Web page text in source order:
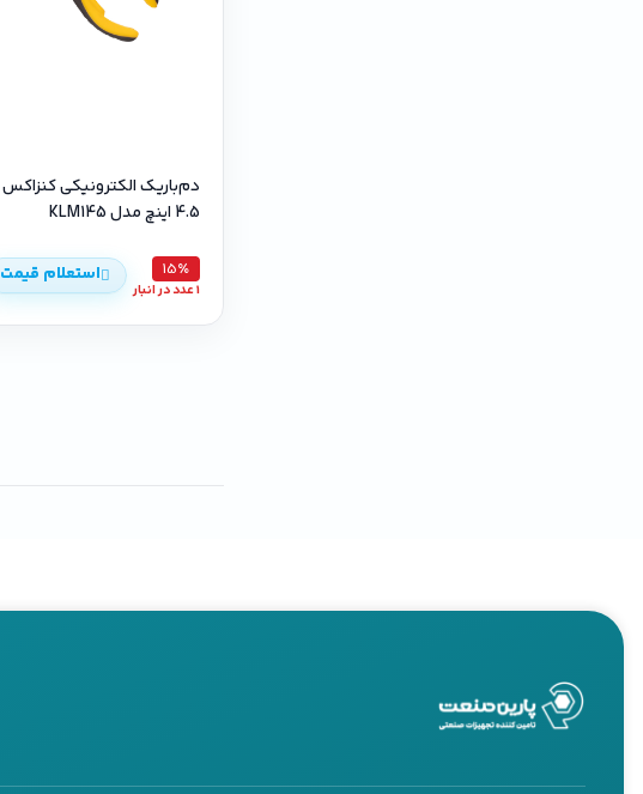
دم‌باریک الکترونیکی کنزاکس
4.5 اینچ مدل KLM145
15٪
1 عدد در انبار
استعلام قیمت